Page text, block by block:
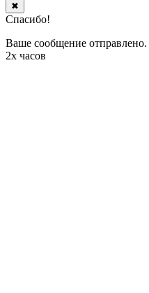
✖
Спасибо!
Ваше сообщение
2х часов